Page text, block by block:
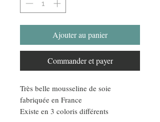
Ajouter au panier
Commander et payer
Très belle mousseline de soie
fabriquée en France
Existe en 3 coloris différents